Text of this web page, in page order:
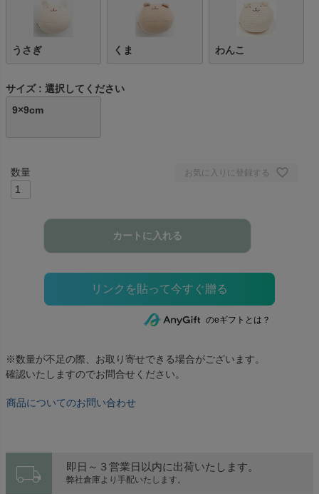
うさぎ くま わんこ
サイズ
選択してください
9×9cm
お気に入りに登録する
カートに入れる
のeギフトとは？
※数量が不足の際、お取り寄せできる場合がございます。
確認いたしますのでお問合せください。
商品についてのお問い合わせ
local_shipping 即日～３営業日以内に出荷いたします。
弊社倉庫より手配いたします。